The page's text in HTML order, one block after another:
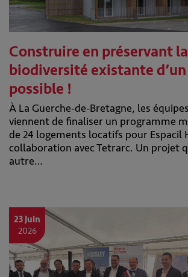
Construire en préservant la
biodiversité existante d’un
possible !
À La Guerche-de-Bretagne, les
viennent de finaliser un programme
de 24 logements locatifs pour Espacil
collaboration avec Tetrarc. Un projet
autre…
23 Juin
2026